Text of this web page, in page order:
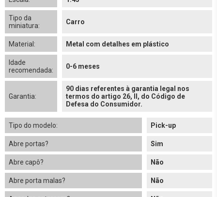
Tipo da
miniatura:
Carro
Material: Metal com detalhes em plástico
Idade
recomendada:
0-6 meses
Garantia:
90 dias referentes à garantia legal nos
termos do artigo 26, II, do Código de
Defesa do Consumidor.
Tipo do modelo: Pick-up
Abre portas? Sim
Abre capô? Não
Abre porta malas? Não